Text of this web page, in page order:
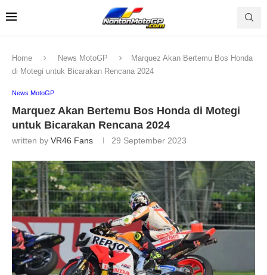
Home News MotoGP
Marquez Akan Bertemu Bos Honda
di Motegi untuk Bicarakan Rencana 2024
News MotoGP
Marquez Akan Bertemu Bos Honda di Motegi
untuk Bicarakan Rencana 2024
written by VR46 Fans 29 September 2023